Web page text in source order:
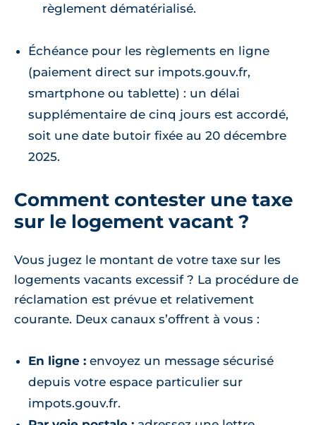
règlement dématérialisé.
Échéance pour les règlements en ligne
(paiement direct sur impots.gouv.fr,
smartphone ou tablette) : un délai
supplémentaire de cinq jours est accordé,
soit une date butoir fixée au 20 décembre
2025.
Comment contester une taxe
sur le logement vacant ?
Vous jugez le montant de votre taxe sur les
logements vacants excessif ? La procédure de
réclamation est prévue et relativement
courante. Deux canaux s’offrent à vous :
En ligne : envoyez un message sécurisé
depuis votre espace particulier sur
impots.gouv.fr.